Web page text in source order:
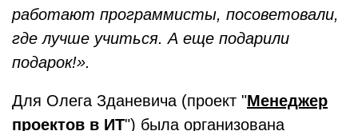
работают программисты, посоветовали,
где лучше учиться. А еще подарили
подарок!».
Для Олега Зданевича (проект "Менеджер
проектов в ИТ") была организована